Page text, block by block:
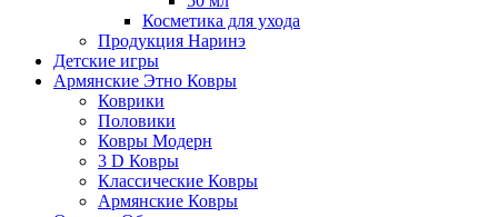
Косметика для ухода
Продукция Наринэ
Детские игры
Армянские Этно Ковры
Коврики
Половики
Ковры Модерн
3 D Ковры
Классические Ковры
Армянские Ковры